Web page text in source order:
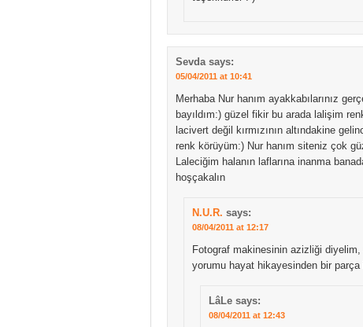
Sevda says:
05/04/2011 at 10:41
Merhaba Nur hanım ayakkabılarınız
bayıldım:) güzel fikir bu arada lalişim
lacivert değil kırmızının altındakine
renk körüyüm:) Nur hanım siteniz çok
Laleciğim halanın laflarına inanma
hoşçakalın
N.U.R. says:
08/04/2011 at 12:17
Fotograf makinesinin azizliği
yorumu hayat hikayesinden bir
LâLe says:
08/04/2011 at 12:43